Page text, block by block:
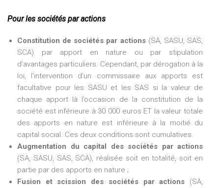
Pour les sociétés par actions
Constitution de sociétés par actions(SA, SASU, SAS,
SCA) par apport en nature ou par stipulation
d’avantages particuliers. Cependant, par dérogation à la
loi, l’intervention d’un commissaire aux apports est
facultative pour les SASU et les SAS si la valeur de
chaque apport là l’occasion de la constitution de la
société est inférieure à 30 000 euros ET la valeur totale
des apports en nature est inférieure à la moitié du
capital social. Ces deux conditions sont cumulatives.
Augmentation du capital des sociétés par actions
(SA, SASU, SAS, SCA), réalisée soit en totalité, soit en
partie par des apports en nature ;
Fusion et scission des sociétés par actions (SA,